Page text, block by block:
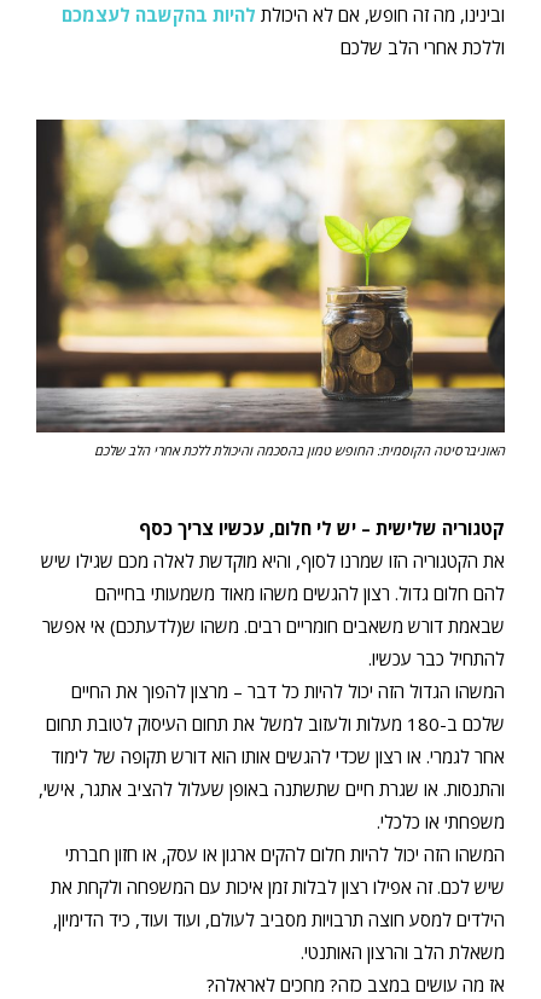
ובינינו, מה זה חופש, אם לא היכולת להיות בהקשבה לעצמכם
וללכת אחרי הלב שלכם
האוניברסיטה הקוסמית: החופש טמון בהסכמה והיכולת ללכת אחרי הלב שלכם
קטגוריה שלישית – יש לי חלום, עכשיו צריך כסף
את הקטגוריה הזו שמרנו לסוף, והיא מוקדשת לאלה מכם שגילו שיש
להם חלום גדול. רצון להגשים משהו מאוד משמעותי בחייהם
שבאמת דורש משאבים חומריים רבים. משהו ש(לדעתכם) אי אפשר
להתחיל כבר עכשיו.
המשהו הגדול הזה יכול להיות כל דבר – מרצון להפוך את החיים
שלכם ב-180 מעלות ולעזוב למשל את תחום העיסוק לטובת תחום
אחר לגמרי. או רצון שכדי להגשים אותו הוא דורש תקופה של לימוד
והתנסות. או שגרת חיים שתשתנה באופן שעלול להציב אתגר, אישי,
משפחתי או כלכלי.
המשהו הזה יכול להיות חלום להקים ארגון או עסק, או חזון חברתי
שיש לכם. זה אפילו רצון לבלות זמן איכות עם המשפחה ולקחת את
הילדים למסע חוצה תרבויות מסביב לעולם, ועוד ועוד, כיד הדימיון,
משאלת הלב והרצון האותנטי.
אז מה עושים במצב כזה? מחכים לאראלה?